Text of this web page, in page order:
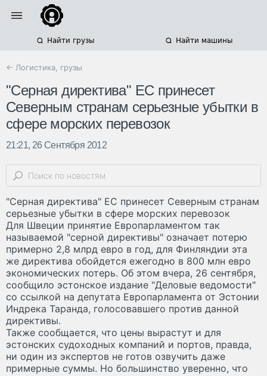
Найти грузы Найти машины
← Логистика, грузы
"Серная директива" ЕС принесет
Северным странам серьезные убытки в
сфере морских перевозок
21:21, 26 Сентября 2012
"Серная директива" ЕС принесет Северным странам
серьезные убытки в сфере морских перевозок
Для Швеции принятие Европарламентом так
называемой "серной директивы" означает потерю
примерно 2,8 млрд евро в год, для Финляндии эта
же директива обойдется ежегодно в 800 млн евро
экономических потерь. Об этом вчера, 26 сентября,
сообщило эстонское издание "Деловые ведомости"
со ссылкой на депутата Европарламента от Эстонии
Индрека Таранда, голосовавшего против данной
директивы.
Также сообщается, что цены вырастут и для
эстонских судоходных компаний и портов, правда,
ни один из экспертов не готов озвучить даже
примерные суммы. Но большинство уверенно, что